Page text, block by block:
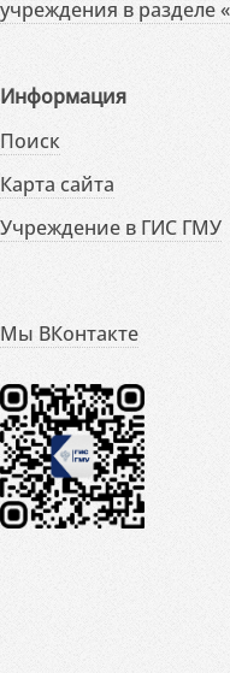
учреждения в разделе
Информация
Поиск
Карта сайта
Учреждение в ГИС ГМУ
Мы ВКонтакте